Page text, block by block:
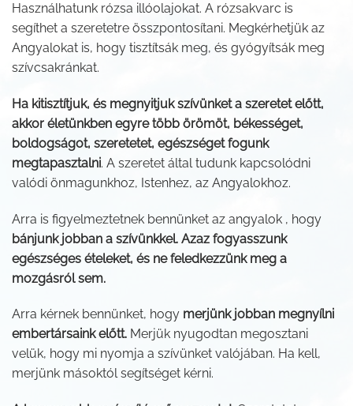
Használhatunk rózsa illóolajokat. A rózsakvarc is
segíthet a szeretetre összpontosítani. Megkérhetjük az
Angyalokat is, hogy tisztítsák meg, és gyógyítsák meg
szívcsakránkat.
Ha kitisztítjuk, és megnyitjuk szívünket a szeretet előtt,
akkor életünkben egyre több örömöt, békességet,
boldogságot, szeretetet, egészséget fogunk
megtapasztalni. A szeretet által tudunk kapcsolódni
valódi önmagunkhoz, Istenhez, az Angyalokhoz.
Arra is figyelmeztetnek bennünket az angyalok , hogy
bánjunk jobban a szívünkkel. Azaz fogyasszunk
egészséges ételeket, és ne feledkezzünk meg a
mozgásról sem.
Arra kérnek bennünket, hogy merjünk jobban megnyílni
embertársaink előtt. Merjük nyugodtan megosztani
velük, hogy mi nyomja a szívünket valójában. Ha kell,
merjünk másoktól segítséget kérni.